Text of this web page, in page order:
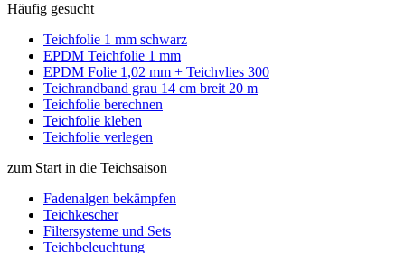
Häufig gesucht
Teichfolie 1 mm schwarz
EPDM Teichfolie 1 mm
EPDM Folie 1,02 mm + Teichvlies 300
Teichrandband grau 14 cm breit 20 m
Teichfolie berechnen
Teichfolie kleben
Teichfolie verlegen
zum Start in die Teichsaison
Fadenalgen bekämpfen
Teichkescher
Filtersysteme und Sets
Teichbeleuchtung